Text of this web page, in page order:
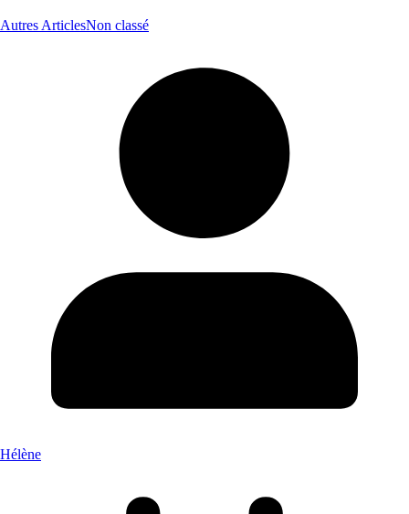
Autres ArticlesNon classé
Hélène